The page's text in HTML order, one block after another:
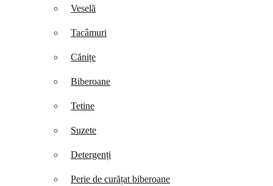
Veselă
Tacâmuri
Cănițe
Biberoane
Tetine
Suzete
Detergenți
Perie de curățat biberoane